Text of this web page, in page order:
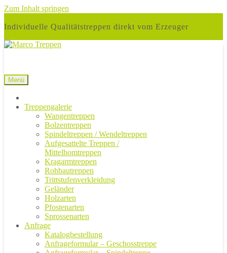
Zum Inhalt springen
Individuelle Qualitätstreppen direkt vom Erzeuger
Menü
Treppengalerie
Wangentreppen
Bolzentreppen
Spindeltreppen / Wendeltreppen
Aufgesattelte Treppen /
Mittelhomtreppen
Kragarmtreppen
Rohbautreppen
Trittstufenverkleidung
Geländer
Holzarten
Pfostenarten
Sprossenarten
Anfrage
Katalogbestellung
Anfrageformular – Geschosstreppe